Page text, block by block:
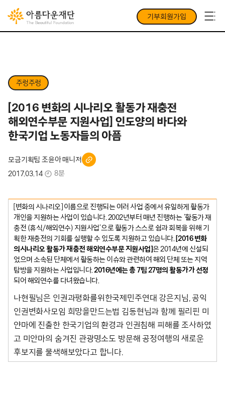
기부회원가입
주렁주렁
[2016 변화의 시나리오 활동가 재충전
해외연수부문 지원사업] 인도양의 바다와
한국기업 노동자들의 아픔
모금기획팀 조윤아 매니저
2017.03.14
8분
[변화의 시나리오] 이름으로 진행되는 여러 사업 중에서 유일하게 활동가
개인을 지원하는 사업이 있습니다. 2002년부터 매년 진행하는 ‘활동가 재
충전 (휴식/해외연수) 지원사업’으로 활동가 스스로 쉼과 회복을 위해 기
획한 재충전의 기회를 실행할 수 있도록 지원하고 있습니다.[2016 변화
의시나리오 활동가 재충전 해외연수부문 지원사업]은 2014년에 신설되
었으며 소속된 단체에서 활동하는 이슈와 관련하여 해외 단체 또는 지역
탐방을 지원하는 사업입니다.2016년에는 총 7팀 27명의 활동가가 선정
되어 해외연수를 다녀왔습니다.
나현필님은 인권과평화를위한국제민주연대 강은지님, 공익
인권변화사모임 희망을만드는법 김동현님과 함께 필리핀 미
얀마에 진출한 한국기업의 환경과 인권침해 피해를 조사하였
고 미안마의 숨겨진 관광명소도 방문해 공정여행의 새로운
후보지를 물색해보았다고 합니다.